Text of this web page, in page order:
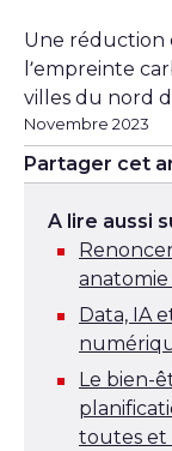
Une réduction
l’empreinte
villes du nord
Novembre 2023
Partager cet
A lire aussi
Data, IA
Le bien-
toutes et